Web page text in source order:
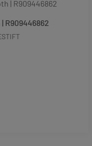
R909446862